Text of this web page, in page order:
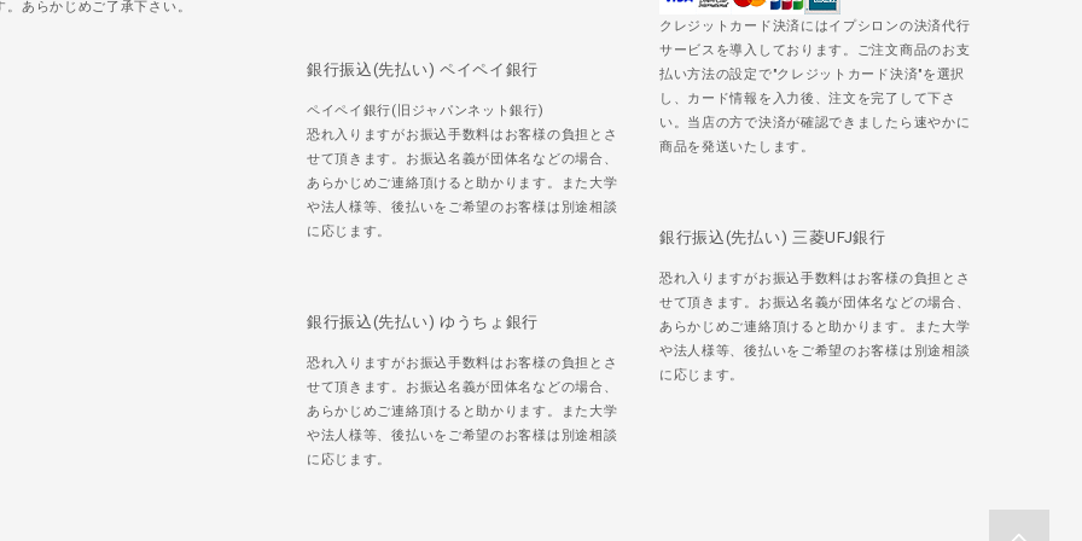
。あらかじめご了承下さい。
クレジットカード決済にはイプシロンの決済代行
サービスを導入しております。ご注文商品のお支
払い方法の設定で"クレジットカード決済"を選択
し、カード情報を入力後、注文を完了して下さ
い。当店の方で決済が確認できましたら速やかに
商品を発送いたします。
銀行振込(先払い) ペイペイ銀行
ペイペイ銀行(旧ジャパンネット銀行)
恐れ入りますがお振込手数料はお客様の負担とさ
せて頂きます。お振込名義が団体名などの場合、
あらかじめご連絡頂けると助かります。また大学
や法人様等、後払いをご希望のお客様は別途相談
に応じます。
銀行振込(先払い) 三菱UFJ銀行
恐れ入りますがお振込手数料はお客様の負担とさ
せて頂きます。お振込名義が団体名などの場合、
あらかじめご連絡頂けると助かります。また大学
や法人様等、後払いをご希望のお客様は別途相談
に応じます。
銀行振込(先払い) ゆうちょ銀行
恐れ入りますがお振込手数料はお客様の負担とさ
せて頂きます。お振込名義が団体名などの場合、
あらかじめご連絡頂けると助かります。また大学
や法人様等、後払いをご希望のお客様は別途相談
に応じます。